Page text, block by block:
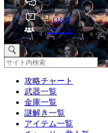
掲示板
Q&A
コミュ
攻略チャート
武器一覧
金庫一覧
謎解き一覧
アイテム一覧